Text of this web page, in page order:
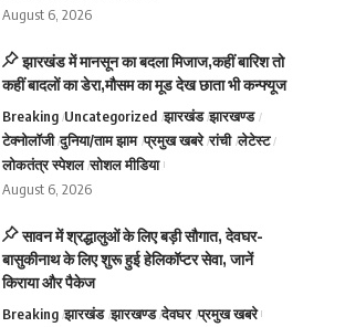
August 6, 2026
झारखंड में मानसून का बदला मिजाज,कहीं बारिश तो
कहीं बादलों का डेरा,मौसम का मूड देख छाता भी कन्फ्यूज
Breaking Uncategorized झारखंड झारखण्ड
टेक्नोलॉजी दुनिया/ताम झाम प्रमुख खबरे रांची लेटेस्ट
लोकतंत्र स्पेशल सोशल मीडिया
August 6, 2026
सावन में श्रद्धालुओं के लिए बड़ी सौगात, देवघर-
बासुकीनाथ के लिए शुरू हुई हेलिकॉप्टर सेवा, जानें
किराया और पैकेज
Breaking झारखंड झारखण्ड देवघर प्रमुख खबरे